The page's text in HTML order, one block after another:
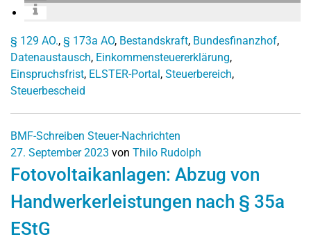
§ 129 AO., § 173a AO, Bestandskraft, Bundesfinanzhof,
Datenaustausch, Einkommensteuererklärung,
Einspruchsfrist, ELSTER-Portal , Steuerbereich,
Steuerbescheid
BMF-Schreiben Steuer-Nachrichten
27. September 2023 von Thilo Rudolph
Fotovoltaikanlagen: Abzug von
Handwerkerleistungen nach § 35a
EStG